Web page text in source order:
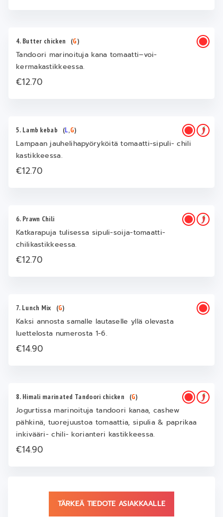
4. Butter chicken (G)
Tandoori marinoituja kana tomaatti–voi-
kermakastikkeessa.
€12.70
5. Lamb kebab (L,G)
Lampaan jauhelihapyöryköitä tomaatti-sipuli- chili
kastikkeessa.
€12.70
6. Prawn Chili
Katkarapuja tulisessa sipuli-soija-tomaatti-
chilikastikkeessa.
€12.70
7. Lunch Mix (G)
Kaksi annosta samalle lautaselle yllä olevasta
luettelosta numerosta 1-6.
€14.90
8. Himali marinated Tandoori chicken (G)
Jogurtissa marinoituja tandoori kanaa, cashew
pähkinä, tuorejuustoa tomaattia, sipulia & paprikaa
inkivääri- chili- korianteri kastikkeessa.
€14.90
TÄRKEÄ TIEDOTE ASIAKKAALLE